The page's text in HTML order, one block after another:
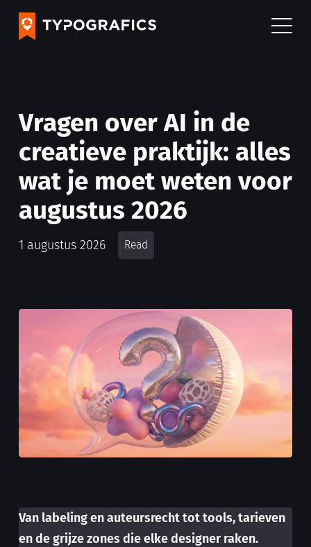
Vragen over AI in de
creatieve praktijk: alles
wat je moet weten voor
augustus 2026
1 augustus 2026 Read
Van labeling en auteursrecht tot tools, tarieven
en de grijze zones die elke designer raken.